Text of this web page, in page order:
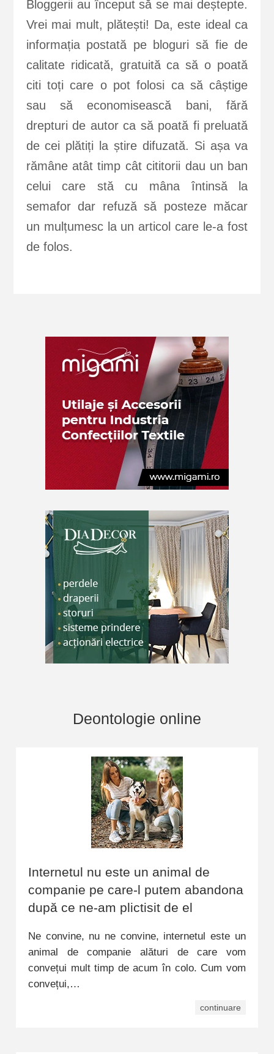
Bloggerii au început să se mai deștepte.
Vrei mai mult, plătești! Da, este ideal ca
informația postată pe bloguri să fie de
calitate ridicată, gratuită ca să o poată
citi toți care o pot folosi ca să câștige
sau să economisească bani, fără
drepturi de autor ca să poată fi preluată
de cei plătiți la știre difuzată. Si așa va
rămâne atât timp cât cititorii dau un ban
celui care stă cu mâna întinsă la
semafor dar refuză să posteze măcar
un mulțumesc la un articol care le-a fost
de folos.
Deontologie online
Internetul nu este un animal de
companie pe care-l putem abandona
după ce ne-am plictisit de el
Ne convine, nu ne convine, internetul este un
animal de companie alături de care vom
convețui mult timp de acum în colo. Cum vom
convețui,…
continuare